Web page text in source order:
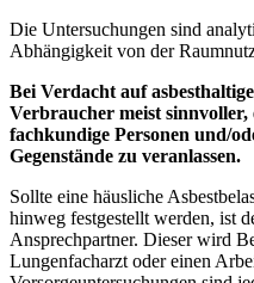
Die Untersuchungen sind
Abhängigkeit von der
Bei Verdacht auf
Verbraucher meist sinnvoller,
fachkundige Personen und/
Gegenstände zu veranlassen.
Sollte eine häusliche
hinweg festgestellt werden, ist
Ansprechpartner. Dieser wird
Lungenfacharzt oder einen